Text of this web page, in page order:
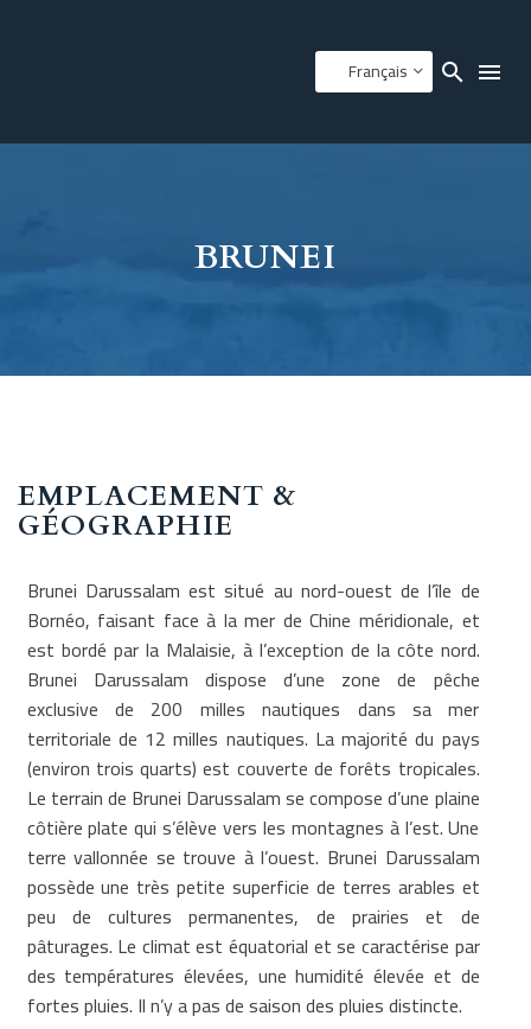
Français
BRUNEI
EMPLACEMENT &
GÉOGRAPHIE
Brunei Darussalam est situé au nord-ouest de l’île de
Bornéo, faisant face à la mer de Chine méridionale, et
est bordé par la Malaisie, à l’exception de la côte nord.
Brunei Darussalam dispose d’une zone de pêche
exclusive de 200 milles nautiques dans sa mer
territoriale de 12 milles nautiques. La majorité du pays
(environ trois quarts) est couverte de forêts tropicales.
Le terrain de Brunei Darussalam se compose d’une plaine
côtière plate qui s’élève vers les montagnes à l’est. Une
terre vallonnée se trouve à l’ouest. Brunei Darussalam
possède une très petite superficie de terres arables et
peu de cultures permanentes, de prairies et de
pâturages. Le climat est équatorial et se caractérise par
des températures élevées, une humidité élevée et de
fortes pluies. Il n’y a pas de saison des pluies distincte.